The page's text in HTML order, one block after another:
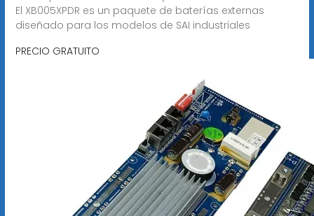
El XB005XPDR es un paquete de baterías externas
diseñado para los modelos de SAI industriales
PRECIO GRATUITO